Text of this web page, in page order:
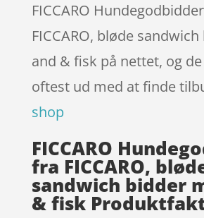
FICCARO
FICCARO, bløde
and & fisk på nettet, og
oftest ud med at finde
shop
FICCARO
fra FICCARO,
sandwich bidder
& fisk